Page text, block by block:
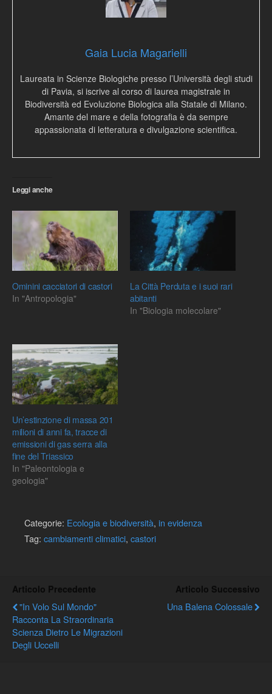
Gaia Lucia Magarielli
Laureata in Scienze Biologiche presso l’Università degli studi
di Pavia, si iscrive al corso di laurea magistrale in
Biodiversità ed Evoluzione Biologica alla Statale di Milano.
Amante del mare e della fotografia è da sempre
appassionata di letteratura e divulgazione scientifica.
Leggi anche
Ominini cacciatori di castori
In "Antropologia"
La Città Perduta e i suoi rari
abitanti
In "Biologia molecolare"
Un’estinzione di massa 201
milioni di anni fa, tracce di
emissioni di gas serra alla
fine del Triassico
In "Paleontologia e
geologia"
Categorie: Ecologia e biodiversità, in evidenza
Tag: cambiamenti climatici, castori
Articolo Precedente
"In Volo Sul Mondo"
Racconta La Straordinaria
Scienza Dietro Le Migrazioni
Degli Uccelli
Articolo Successivo
Una Balena Colossale